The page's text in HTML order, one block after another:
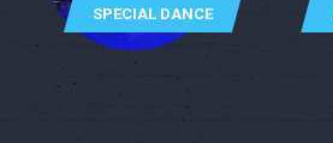
SPECIAL DANCE